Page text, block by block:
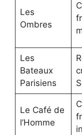
Les
Ombres
Les
Bateaux
Parisiens
Le Café de
l’Homme